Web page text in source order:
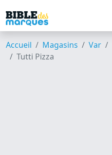
Accueil Magasins Var
Tutti Pizza